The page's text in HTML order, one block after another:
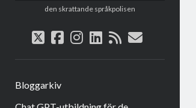
den skrattande språkpolisen
twitter
facebook
instagram
linkedin
rsse-
Bloggarkiv